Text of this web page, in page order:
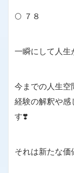
🌕 ７８
一瞬にして人生
今までの人生空
経験の解釈や感
す❣️
それは新たな価